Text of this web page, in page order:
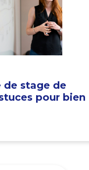
de stage de
pour bien